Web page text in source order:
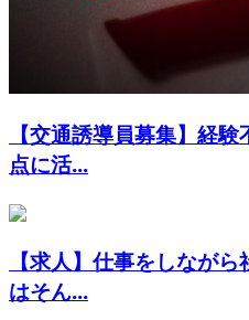
【交通誘導員募集】経
点に活...
【求人】仕事をしなが
はそん...